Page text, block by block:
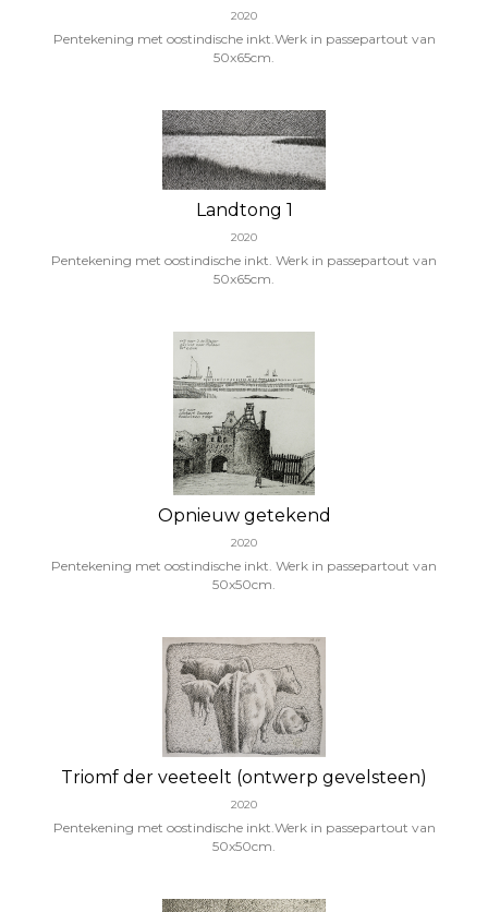
2020
Pentekening met oostindische inkt.Werk in passepartout van
50x65cm.
Landtong 1
2020
Pentekening met oostindische inkt. Werk in passepartout van
50x65cm.
Opnieuw getekend
2020
Pentekening met oostindische inkt. Werk in passepartout van
50x50cm.
Triomf der veeteelt (ontwerp gevelsteen)
2020
Pentekening met oostindische inkt.Werk in passepartout van
50x50cm.